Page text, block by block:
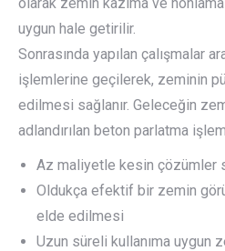
uygun hale getirilir.
Sonrasında yapılan çalışmalar
işlemlerine geçilerek, zeminin
edilmesi sağlanır. Geleceğin
adlandırılan beton parlatma
Az maliyetle kesin çözümler
Oldukça efektif bir zemin
elde edilmesi
Uzun süreli kullanıma uygun